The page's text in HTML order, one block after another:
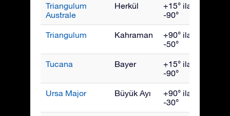
Triangulum
Australe
Herkül
+15° ila
-90°
Triangulum Kahraman
+90° ila
-50°
Tucana Bayer
+15° ila
-90°
Ursa Major Büyük Ayı
+90° ila
-30°